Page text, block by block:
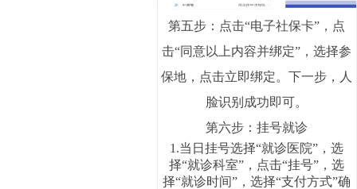
第五步：点击“电子社保卡”，点
击“同意以上内容并绑定”，选择参
保地，点击立即绑定。下一步，人
脸识别成功即可。
第六步：挂号就诊
1.当日挂号选择“就诊医院”，选
择“就诊科室”，点击“挂号”，选
择“就诊时间”，选择“支付方式”确